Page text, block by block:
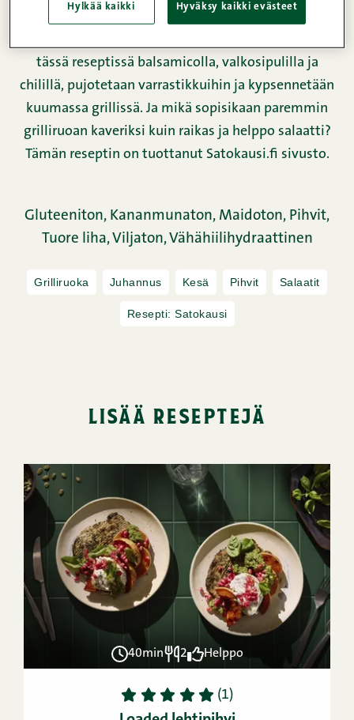
Snellmanin ohuet, maatiaispossun
tässä reseptissä balsamicolla, valkosipulilla ja
chilillä, pujotetaan varrastikkuihin ja kypsennetään
kuumassa grillissä. Ja mikä sopisikaan paremmin
grilliruoan kaveriksi kuin raikas ja helppo salaatti?
Tämän reseptin on tuottanut Satokausi.fi sivusto.
Gluteeniton, Kananmunaton, Maidoton, Pihvit,
Tuore liha,Viljaton,Vähähiilihydraattinen
Grilliruoka Juhannus Kesä Pihvit Salaatit
Resepti: Satokausi
lisää reseptejä
40min 2 Helppo
1 2 3 4 5 (1)
Hylkää kaikki Hyväksy kaikki evästeet